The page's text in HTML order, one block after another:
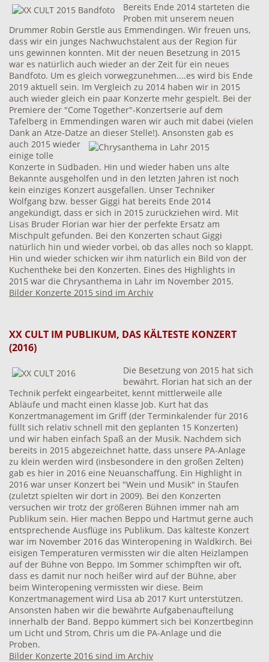
Bereits Ende 2014 starteten die
Proben mit unserem neuen
Drummer Robin Gerstle aus Emmendingen. Wir freuen uns,
dass wir ein junges Nachwuchstalent aus der Region für
uns gewinnen konnten. Mit der neuen Besetzung in 2015
war es natürlich auch wieder an der Zeit für ein neues
Bandfoto. Um es gleich vorwegzunehmen....es wird bis Ende
2019 aktuell sein. Im Vergleich zu 2014 haben wir in 2015
auch wieder gleich ein paar Konzerte mehr gespielt. Bei der
Premiere der "Come Together"-Konzertserie auf dem
Tafelberg in Emmendingen waren wir auch mit dabei (vielen
Dank an Atze-Datze an dieser Stelle!). Ansonsten gab es
auch 2015 wieder
einige tolle
Konzerte in Südbaden. Hin und wieder haben uns alte
Bekannte ausgeholfen und in den letzten Jahren ist noch
kein einziges Konzert ausgefallen. Unser Techniker
Wolfgang bzw. besser Giggi hat bereits Ende 2014
angekündigt, dass er sich in 2015 zurückziehen wird. Mit
Lisas Bruder Florian war hier der perfekte Ersatz am
Mischpult gefunden. Bei den Konzerten schaut Giggi
natürlich hin und wieder vorbei, ob das alles noch so klappt.
Hin und wieder schicken wir ihm natürlich ein Bild von der
Kuchentheke bei den Konzerten. Eines des Highlights in
2015 war die Chrysanthema in Lahr im November 2015.
Bilder Konzerte 2015 sind im Archiv
XX CULT IM PUBLIKUM, DAS KÄLTESTE KONZERT
(2016)
Die Besetzung von 2015 hat sich
bewährt. Florian hat sich an der
Technik perfekt eingearbeitet, kennt mittlerweile alle
Abläufe und macht einen klasse Job. Kurt hat das
Konzertmanagement im Griff (der Terminkalender für 2016
füllt sich relativ schnell mit den geplanten 15 Konzerten)
und wir haben einfach Spaß an der Musik. Nachdem sich
bereits in 2015 abgezeichnet hatte, dass unsere PA-Anlage
zu klein werden wird (insbesondere in den großen Zelten)
gab es hier in 2016 eine Neuanschaffung. Ein Highlight in
2016 war unser Konzert bei "Wein und Musik" in Staufen
(zuletzt spielten wir dort in 2009). Bei den Konzerten
versuchen wir trotz der größeren Bühnen immer nah am
Publikum sein. Hier machen Beppo und Hartmut gerne auch
entsprechende Ausflüge ins Publikum. Das kälteste Konzert
war im November 2016 das Winteropening in Waldkirch. Bei
eisigen Temperaturen vermissten wir die alten Heizlampen
auf der Bühne von Beppo. Im Sommer schimpften wir oft,
dass es damit nur noch heißer wird auf der Bühne, aber
beim Winteropening vermissten wir diese. Beim
Konzertmanagement wird Lisa ab 2017 Kurt unterstützen.
Ansonsten haben wir die bewährte Aufgabenaufteilung
innerhalb der Band. Beppo kümmert sich bei Konzertbeginn
um Licht und Strom, Chris um die PA-Anlage und die
Proben.
Bilder Konzerte 2016 sind im Archiv